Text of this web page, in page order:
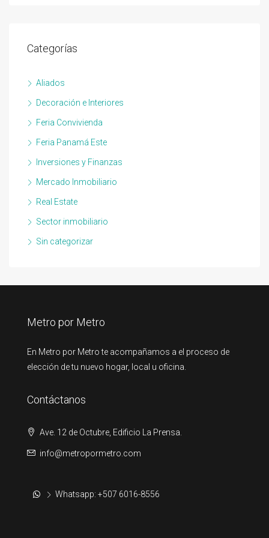
Categorías
Aliados
Decoración e Interiores
Feria Convivienda
Feria Panamá Este
Inversiones y Finanzas
Mercado Inmobiliario
Real Estate
Sector inmobiliario
Sin categorizar
Metro por Metro
En Metro por Metro te acompañamos a el proceso de
elección de tu nuevo hogar, local u oficina.
Contáctanos
Ave. 12 de Octubre, Edificio La Prensa.
info@metropormetro.com
Whatsapp: +507 6016-8556